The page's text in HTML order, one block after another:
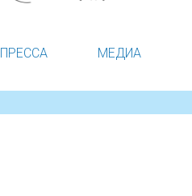
ПРЕССА МЕДИА